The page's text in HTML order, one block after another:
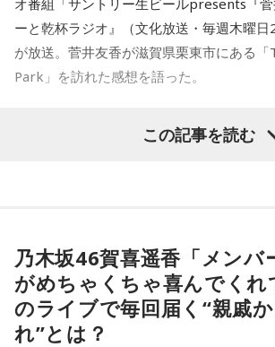
ーと乾杯ラジオ』（文化放送・毎週木曜日
が放送。菅井友香が滋賀県栗東市にある
Park」を訪れた感想を語った。
TCC Therapy Parkは「馬を救い、人を助
に、競走馬として活躍した後、ケガやさま
て引退を余儀なくされた馬たちの新たな居
この記事を読む
乃木坂46賀喜遥香「メンバ
がめちゃくちゃ喜んでくれ
のライブで毎回届く“親戚
れ”とは？